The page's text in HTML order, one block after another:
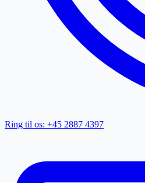
Ring til os: +45 2887 4397